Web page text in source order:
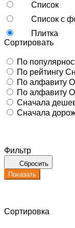
Список
Список с
Плитка
Сортировать
По
По рейтингу
По алфавиту
По алфавиту
Сначала
Сначала
Фильтр
Сбросить
Показать
Сортировка